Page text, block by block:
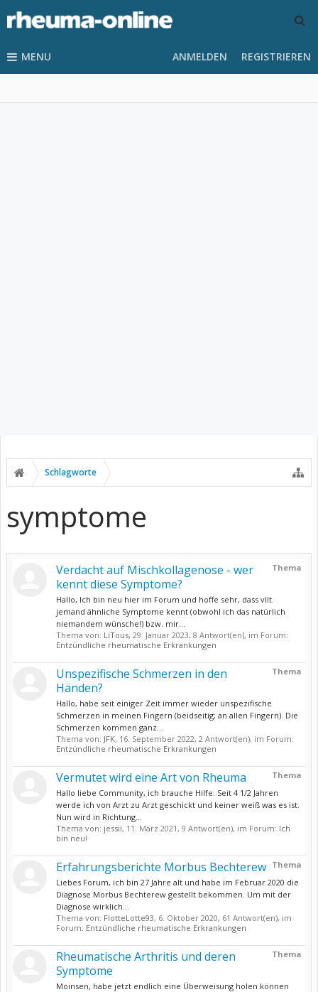
MENU ANMELDEN REGISTRIEREN
Schlagworte
symptome
Thema
Verdacht auf Mischkollagenose - wer
kennt diese Symptome?
Hallo, Ich bin neu hier im Forum und hoffe sehr, dass vllt.
jemand ähnliche Symptome kennt (obwohl ich das natürlich
niemandem wünsche!) bzw. mir...
Thema von: LiTous, 29. Januar 2023, 8 Antwort(en), im Forum:
Entzündliche rheumatische Erkrankungen
Thema
Unspezifische Schmerzen in den
Händen?
Hallo, habe seit einiger Zeit immer wieder unspezifische
Schmerzen in meinen Fingern (beidseitig; an allen Fingern). Die
Schmerzen kommen ganz...
Thema von: JFK, 16. September 2022, 2 Antwort(en), im Forum:
Entzündliche rheumatische Erkrankungen
Thema
Vermutet wird eine Art von Rheuma
Hallo liebe Community, ich brauche Hilfe. Seit 4 1/2 Jahren
werde ich von Arzt zu Arzt geschickt und keiner weiß was es ist.
Nun wird in Richtung...
Thema von: jessii, 11. März 2021, 9 Antwort(en), im Forum: Ich
bin neu!
Thema
Erfahrungsberichte Morbus Bechterew
Liebes Forum, ich bin 27 Jahre alt und habe im Februar 2020 die
Diagnose Morbus Bechterew gestellt bekommen. Um mit der
Diagnose wirklich...
Thema von: FlotteLotte93, 6. Oktober 2020, 61 Antwort(en), im
Forum: Entzündliche rheumatische Erkrankungen
Thema
Rheumatische Arthritis und deren
Symptome
Moinsen, habe jetzt endlich eine Überweisung holen können